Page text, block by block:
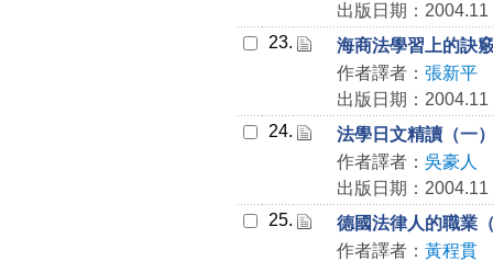
出版日期：2004.11
23.
海商法學習上的訣
作者譯者： 張新平
出版日期：2004.11
24.
法學日文精讀（一
作者譯者： 吳豪人
出版日期：2004.11
25.
德國法律人的職業
作者譯者： 黃程貫